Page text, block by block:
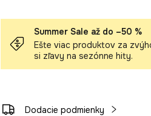
Summer Sale až do –50 %
Ešte viac produktov za
si zľavy na sezónne hity.
Dodacie podmienky